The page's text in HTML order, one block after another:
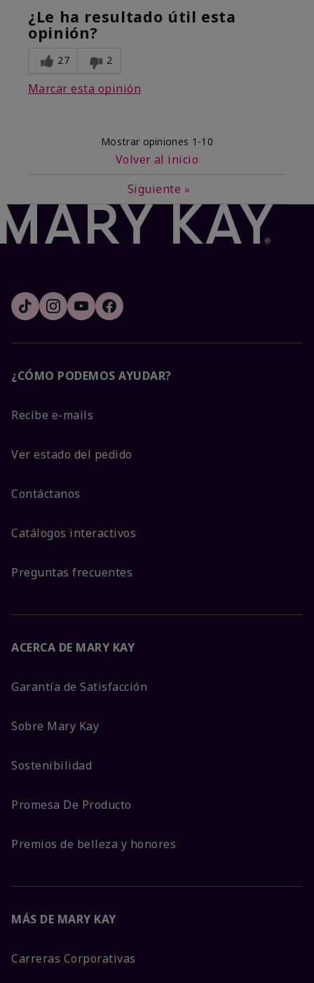
¿Le ha resultado útil esta
opinión?
27 2
Marcar esta opinión
Mostrar opiniones 1-10
Volver al inicio
Siguiente »
¿CÓMO PODEMOS AYUDAR?
Recibe e-mails
Ver estado del pedido
Contáctanos
Catálogos interactivos
Preguntas frecuentes
ACERCA DE MARY KAY
Garantía de Satisfacción
Sobre Mary Kay
Sostenibilidad
Promesa De Producto
Premios de belleza y honores
MÁS DE MARY KAY
Carreras Corporativas